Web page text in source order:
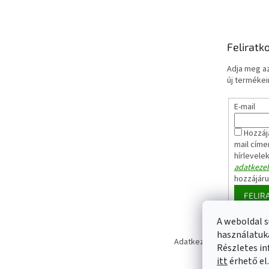
A weboldal
Részletes
ittérhető el.
Adja meg
új
E-mail
mail
Adatkezelési tájékoztató